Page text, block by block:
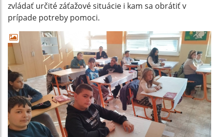
zvládať určité záťažové situácie i kam sa obrátiť v
prípade potreby pomoci.